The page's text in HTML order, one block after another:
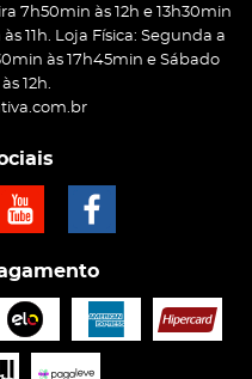
7h50min às 12h e 13h30min
11h. Loja Física: Segunda a
às 17h45min e Sábado
12h.